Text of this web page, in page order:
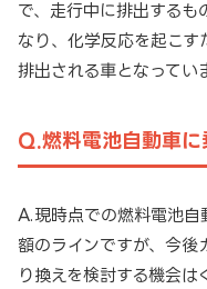
で、走行中に排出するも
なり、化学反応を起こす
排出される車となってい
Q.燃料電池自動車に
A.現時点での燃料電池自
額のラインですが、今後
り換えを検討する機会は